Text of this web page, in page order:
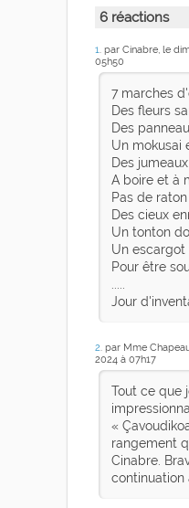
6 réactions
1 . par Cinabre, le
05h50
7 marches
Des fleurs
Des
Un mokusai
Des
A boire et à
Pas de
Des cieux
Un tonton
Un escargot
Pour être
Jour
2. par Mme
2024 à 07h17
Tout ce que
«
rangement
Cinabre.
continuation